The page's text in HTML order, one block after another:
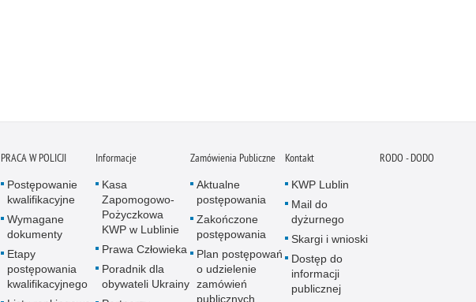
PRACA W POLICJI
Postępowanie
kwalifikacyjne
Wymagane
dokumenty
Etapy
postępowania
kwalifikacyjnego
Informacje
Kasa
Zapomogowo-
Pożyczkowa
KWP w Lublinie
Prawa Człowieka
Poradnik dla
obywateli Ukrainy
Zamówienia Publiczne
Aktualne
postępowania
Zakończone
postępowania
Plan postępowań
o udzielenie
zamówień
publicznych
Kontakt
KWP Lublin
Mail do
dyżurnego
Skargi i wnioski
Dostęp do
informacji
publicznej
RODO - DODO